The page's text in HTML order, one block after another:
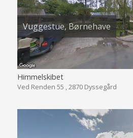
Vuggestue, Børnehave
Himmelskibet
Ved Renden 55 , 2870 Dyssegård